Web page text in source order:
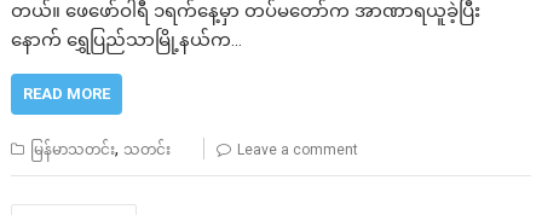
တယ်။ ဖေဖော်ဝါရီ ၁ရက်နေ့မှာ တပ်မတော်က အာဏာရယူခဲ့ပြီး
နောက် ရွှေပြည်သာမြို့နယ်က…
READ MORE
မြန်မာသတင်း, သတင်း Leave a comment